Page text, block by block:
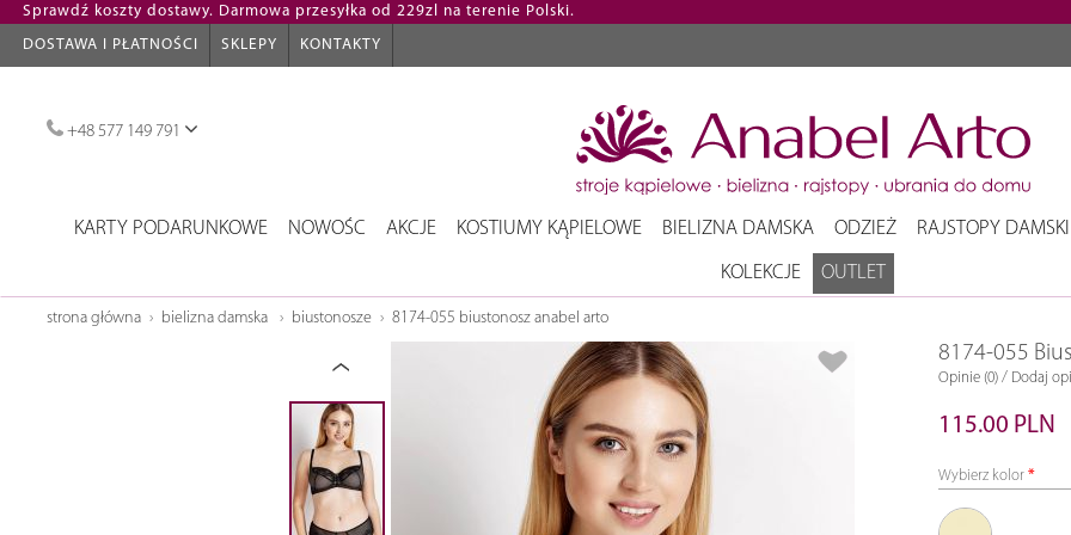
Sprawdź koszty dostawy. Darmowa przesyłka od 229zl na terenie Polski.
DOSTAWA I PŁATNOŚCI SKLEPY KONTAKTY
+48 577 149 791
KARTY PODARUNKOWE NOWOŚC AKCJE KOSTIUMY KĄPIELOWE BIELIZNA DAMSKA ODZIEŻ RAJSTOPY
KOLEKCJE OUTLET
strona główna bielizna damska biustonosze 8174-055 biustonosz anabel arto
8174-055
Opinie (0)/ Dodaj
115.00 PLN
Wybierz kolor